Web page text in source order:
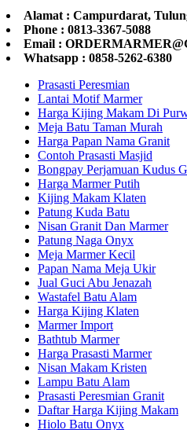
Alamat : Campurdarat,
Phone : 0813-3367-5088
Email :
Whatsapp : 0858-5262-6380
Prasasti Peresmian
Lantai Motif Marmer
Harga Kijing Makam Di
Meja Batu Taman Murah
Harga Papan Nama Granit
Contoh Prasasti Masjid
Bongpay Perjamuan Kudus
Harga Marmer Putih
Kijing Makam Klaten
Patung Kuda Batu
Nisan Granit Dan Marmer
Patung Naga Onyx
Meja Marmer Kecil
Papan Nama Meja Ukir
Jual Guci Abu Jenazah
Wastafel Batu Alam
Harga Kijing Klaten
Marmer Import
Bathtub Marmer
Harga Prasasti Marmer
Nisan Makam Kristen
Lampu Batu Alam
Prasasti Peresmian Granit
Daftar Harga Kijing Makam
Hiolo Batu Onyx